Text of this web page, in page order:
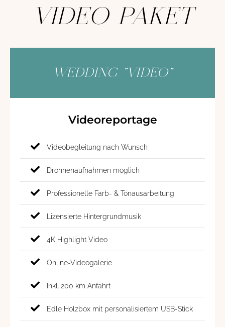
VIDEO PAKET
WEDDING "VIDEO"
Videoreportage
Videobegleitung nach Wunsch
Drohnenaufnahmen möglich
Professionelle Farb- & Tonausarbeitung
Lizensierte Hintergrundmusik
4K Highlight Video
Online-Videogalerie
Inkl. 200 km Anfahrt
Edle Holzbox mit personalisiertem USB-Stick